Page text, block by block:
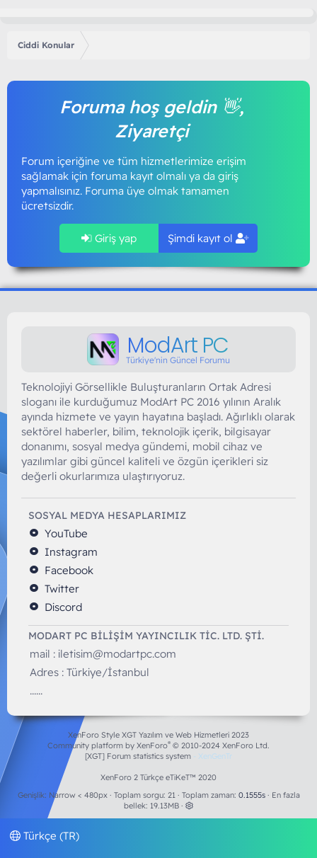
Ciddi Konular
Foruma hoş geldin 👋,
Ziyaretçi
Forum içeriğine ve tüm hizmetlerimize erişim
sağlamak için foruma kayıt olmalı ya da giriş
yapmalısınız. Foruma üye olmak tamamen
ücretsizdir.
Giriş yap Şimdi kayıt ol
ModArt PC
Türkiye'nin Güncel Forumu
Teknolojiyi Görsellikle Buluşturanların Ortak Adresi
sloganı ile kurduğumuz ModArt PC 2016 yılının Aralık
ayında hizmete ve yayın hayatına başladı. Ağırlıklı olarak
sektörel haberler, bilim, teknolojik içerik, bilgisayar
donanımı, sosyal medya gündemi, mobil cihaz ve
yazılımlar gibi güncel kaliteli ve özgün içerikleri siz
değerli okurlarımıza ulaştırıyoruz.
SOSYAL MEDYA HESAPLARIMIZ
YouTube
Instagram
Facebook
Twitter
Discord
MODART PC BILIŞIM YAYINCILIK TİC. LTD. ŞTİ.
mail : iletisim@modartpc.com
Adres : Türkiye/İstanbul
......
XenForo Style XGT Yazılım ve Web Hizmetleri 2023
Community platform by XenForo® © 2010-2024 XenForo Ltd.
[XGT] Forum statistics system
- XenGenTr
XenForo 2 Türkçe eTiKeT™ 2020
Genişlik
Toplam sorgu 21 Toplam zaman 0.1555s
En fazla
bellek 19.13MB
Türkçe (TR)